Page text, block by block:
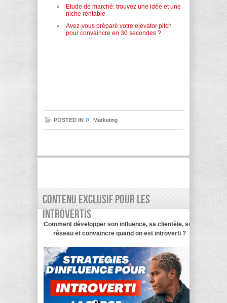
Etude de marché: trouvez une idée et une
niche rentable
Avez-vous préparé votre elevator pitch
pour convaincre en 30 secondes ?
POSTED IN » Marketing
Contenu exclusif pour les
introvertis
Comment développer son influence, sa clientèle, son
réseau et convaincre quand on est introverti ?